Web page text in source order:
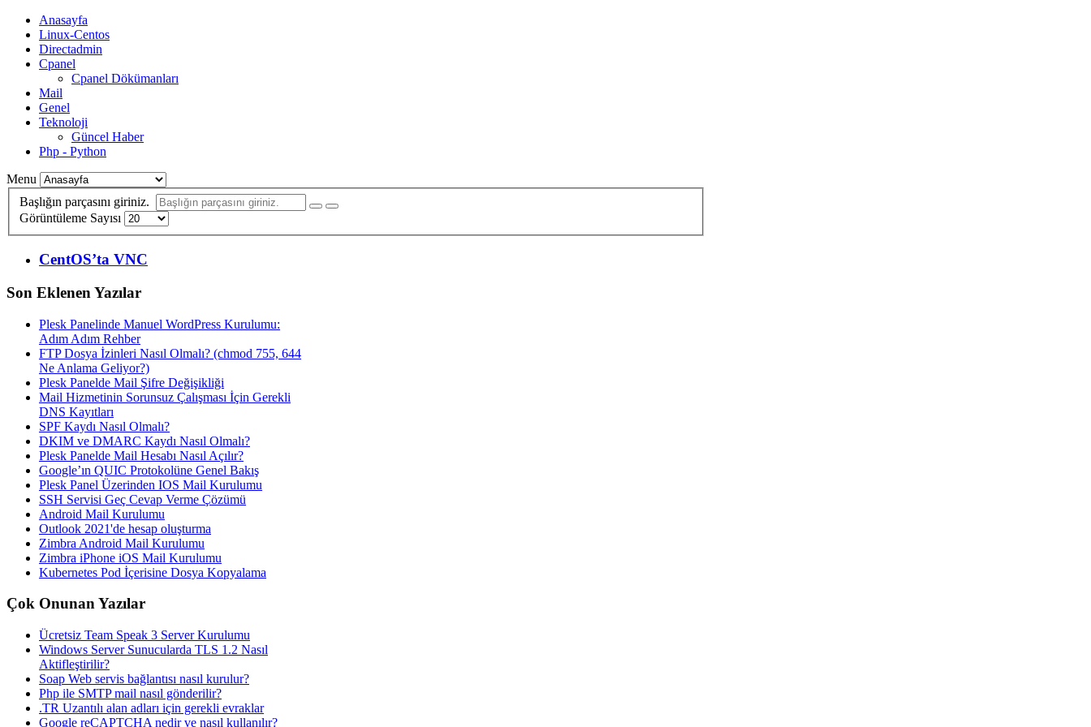
Anasayfa
Linux-Centos
Directadmin
Cpanel
Cpanel Dökümanları
Mail
Genel
Teknoloji
Güncel Haber
Php - Python
Menu
Başlığın parçasını giriniz.
Görüntüleme Sayısı
CentOS’ta VNC
Son Eklenen Yazılar
Plesk Panelinde Manuel WordPress Kurulumu:
Adım Adım Rehber
FTP Dosya İzinleri Nasıl Olmalı? (chmod 755, 644
Ne Anlama Geliyor?)
Plesk Panelde Mail Şifre Değişikliği
Mail Hizmetinin Sorunsuz Çalışması İçin Gerekli
DNS Kayıtları
SPF Kaydı Nasıl Olmalı?
DKIM ve DMARC Kaydı Nasıl Olmalı?
Plesk Panelde Mail Hesabı Nasıl Açılır?
Google’ın QUIC Protokolüne Genel Bakış
Plesk Panel Üzerinden IOS Mail Kurulumu
SSH Servisi Geç Cevap Verme Çözümü
Android Mail Kurulumu
Outlook 2021'de hesap oluşturma
Zimbra Android Mail Kurulumu
Zimbra iPhone iOS Mail Kurulumu
Kubernetes Pod İçerisine Dosya Kopyalama
Çok Onunan Yazılar
Ücretsiz Team Speak 3 Server Kurulumu
Windows Server Sunucularda TLS 1.2 Nasıl
Aktifleştirilir?
Soap Web servis bağlantısı nasıl kurulur?
Php ile SMTP mail nasıl gönderilir?
.TR Uzantılı alan adları için gerekli evraklar
Google reCAPTCHA nedir ve nasıl kullanılır?